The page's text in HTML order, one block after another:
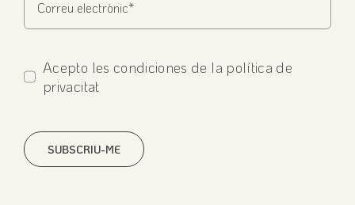
Acepto les condiciones de la política de
privacitat
SUBSCRIU-ME